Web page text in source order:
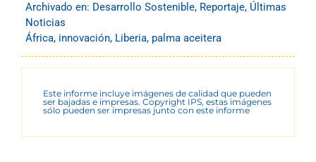
Archivado en: Desarrollo Sostenible, Reportaje, Últimas
Noticias
África, innovación, Liberia, palma aceitera
Este informe incluye imágenes de calidad que pueden
ser bajadas e impresas. Copyright IPS, estas imágenes
sólo pueden ser impresas junto con este informe